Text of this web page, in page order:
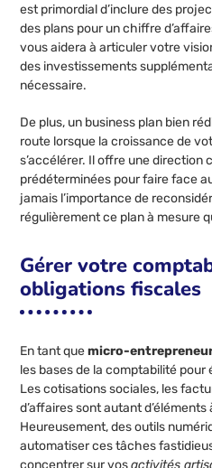
est primordial d’inclure des
des plans pour un chiffre
vous aidera à articuler votre
des investissements
nécessaire.
De plus, un business plan bien
route lorsque la croissance de
s’accélérer. Il offre une direction
prédéterminées pour faire face
jamais l’importance de
régulièrement ce plan à mesure
Gérer votre
obligations fiscales
En tant quemicro-
les bases de la comptabilité pour
Les cotisations sociales, les
d’affaires sont autant d’éléments
Heureusement, des outils
automatiser ces tâches